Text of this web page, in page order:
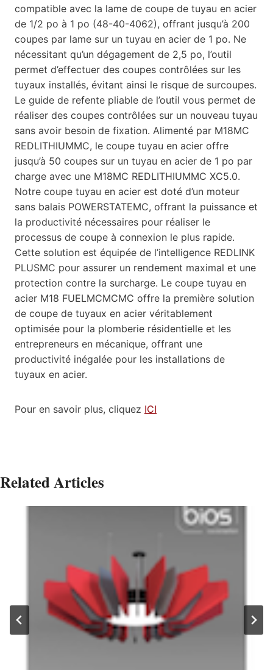
compatible avec la lame de coupe de tuyau en acier
de 1/2 po à 1 po (48-40-4062), offrant jusqu’à 200
coupes par lame sur un tuyau en acier de 1 po. Ne
nécessitant qu’un dégagement de 2,5 po, l’outil
permet d’effectuer des coupes contrôlées sur les
tuyaux installés, évitant ainsi le risque de surcoupes.
Le guide de refente pliable de l’outil vous permet de
réaliser des coupes contrôlées sur un nouveau tuyau
sans avoir besoin de fixation. Alimenté par M18MC
REDLITHIUMMC, le coupe tuyau en acier offre
jusqu’à 50 coupes sur un tuyau en acier de 1 po par
charge avec une M18MC REDLITHIUMMC XC5.0.
Notre coupe tuyau en acier est doté d’un moteur
sans balais POWERSTATEMC, offrant la puissance et
la productivité nécessaires pour réaliser le
processus de coupe à connexion le plus rapide.
Cette solution est équipée de l’intelligence REDLINK
PLUSMC pour assurer un rendement maximal et une
protection contre la surcharge. Le coupe tuyau en
acier M18 FUELMCMCMC offre la première solution
de coupe de tuyaux en acier véritablement
optimisée pour la plomberie résidentielle et les
entrepreneurs en mécanique, offrant une
productivité inégalée pour les installations de
tuyaux en acier.
Pour en savoir plus, cliquez ICI
Related Articles